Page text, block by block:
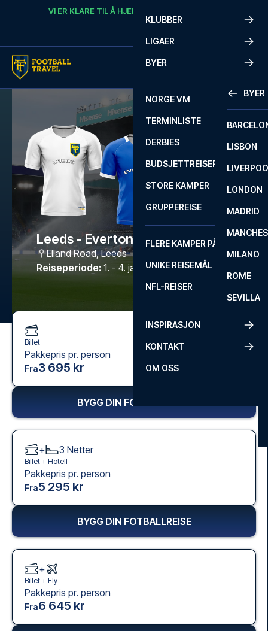
Skip to contentVI ER KLARE TIL Å HJELPE
KLUBBER
LIGAER
BYER
BYER
LISBON
LONDON
MADRID
MILANO
ROME
SEVILLA
NORGE VM
TERMINLISTE
DERBIES
BUDSJETTREISER
STORE KAMPER
GRUPPEREISE
FLERE KAMPER PÅ ÉN REISE
UNIKE REISEMÅL
NFL-REISER
INSPIRASJON
KONTAKT
OM OSS
Leeds - Everton
Elland Road,Leeds
Reiseperiode: 1. - 4. jan. 2027
Billet
Pakkepris pr. person
Fra3 695 kr
BYGG DIN FOTBALLREISE
+ 3 Netter
Billet + Hotell
Pakkepris pr. person
Fra5 295 kr
BYGG DIN FOTBALLREISE
+
Billet + Fly
Pakkepris pr. person
Fra6 645 kr